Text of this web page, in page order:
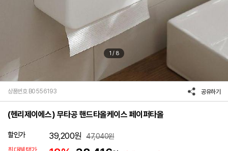
1 / 8
상품번호 B0556193 공유하기
(헨리제이에스) 무타공 핸드타올케이스 페이퍼타올
할인가 39,200원 47,040원